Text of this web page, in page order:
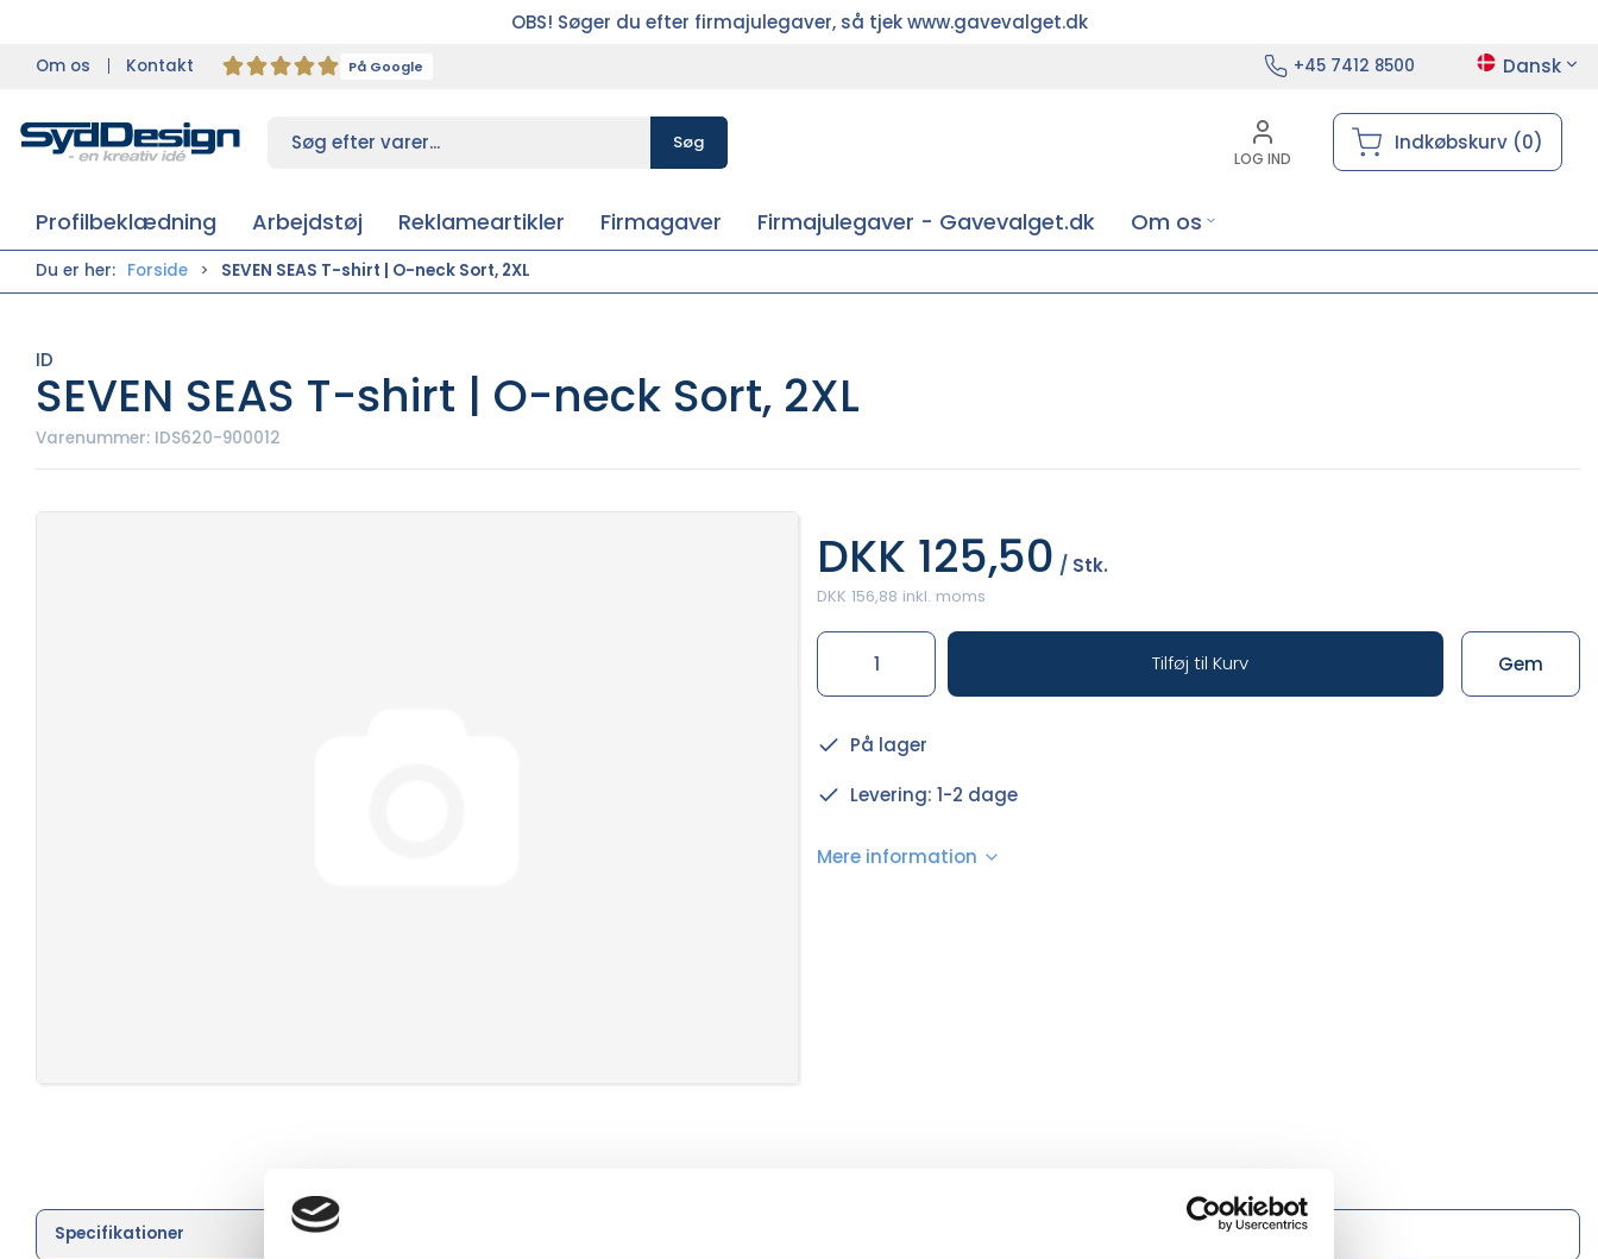
OBS! Søger du efter firmajulegaver, så tjek www.gavevalget.dk
Om os Kontakt På Google +45 7412 8500 Dansk
Søg
LOG IND
Indkøbskurv (0)
Profilbeklædning Arbejdstøj Reklameartikler Firmagaver Firmajulegaver - Gavevalget.dk Om os
Du er her: Forside SEVEN SEAS T-shirt | O-neck Sort, 2XL
ID
SEVEN SEAS T-shirt | O-neck Sort, 2XL
Varenummer: IDS620-900012
DKK 125,50 / Stk.
DKK 156,88 inkl. moms
Tilføj til Kurv Gem
På lager
Levering: 1-2 dage
Mere information
Specifikationer